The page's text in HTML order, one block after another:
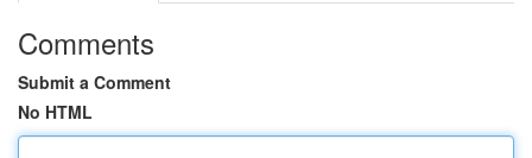
Comments
Submit a Comment
No HTML